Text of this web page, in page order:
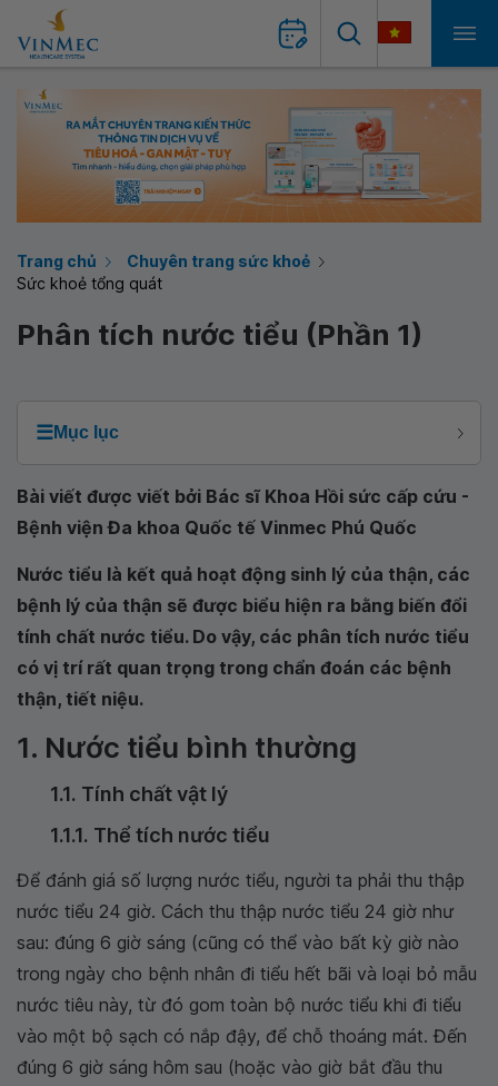
Trang chủ
Chuyên trang sức khoẻ
Sức khoẻ tổng quát
Phân tích nước tiểu (Phần 1)
☰Mục lục
Bài viết được viết bởi Bác sĩ Khoa Hồi sức cấp cứu -
Bệnh viện Đa khoa Quốc tế Vinmec Phú Quốc
Nước tiểu là kết quả hoạt động sinh lý của thận, các
bệnh lý của thận sẽ được biểu hiện ra bằng biến đổi
tính chất nước tiểu. Do vậy, các phân tích nước tiểu
có vị trí rất quan trọng trong chẩn đoán các bệnh
thận, tiết niệu.
1. Nước tiểu bình thường
1.1. Tính chất vật lý
1.1.1. Thể tích nước tiểu
Để đánh giá số lượng nước tiểu, người ta phải thu thập
nước tiểu 24 giờ. Cách thu thập nước tiểu 24 giờ như
sau: đúng 6 giờ sáng (cũng có thể vào bất kỳ giờ nào
trong ngày cho bệnh nhân đi tiểu hết bãi và loại bỏ mẫu
nước tiêu này, từ đó gom toàn bộ nước tiểu khi đi tiểu
vào một bộ sạch có nắp đậy, để chỗ thoáng mát. Đến
đúng 6 giờ sáng hôm sau (hoặc vào giờ bắt đầu thu